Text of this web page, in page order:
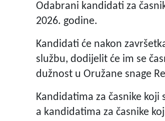
Odabrani kandidati za
2026. godine.
Kandidati će nakon
službu, dodijelit će im se
dužnost u Oružane snage
Kandidatima za časnike
a kandidatima za časnike